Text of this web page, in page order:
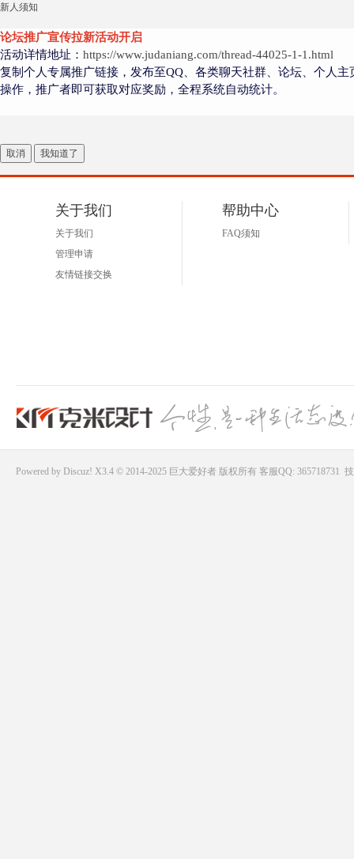
新人须知
论坛推广宣传拉新活动开启
活动详情地址： https://www.judaniang.com/thread-44025-1-1.html
复制个人专属推广链接，发布至QQ、各类聊天社群、论坛、个人
操作，推广者即可获取对应奖励，全程系统自动统计。
取消 我知道了
关于我们
关于我们
管理申请
友情链接交换
帮助中心
FAQ须知
Powered by Discuz! X3.4 © 2014-2025 巨大爱好者版权所有 客服QQ: 365718731